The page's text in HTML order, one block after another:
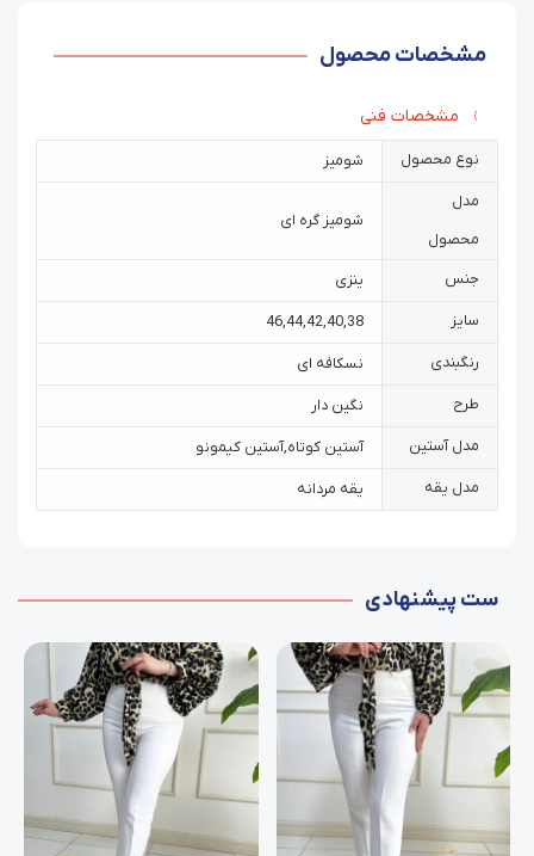
مشخصات محصول
مشخصات فنی
نوع محصول شومیز
مدل
محصول
شومیز گره ای
جنس ینزی
سایز 38
,
40
,
42
,
44
,
46
رنگبندی نسکافه ای
طرح نگین دار
مدل آستین آستین کوتاه,آستین کیمونو
مدل یقه یقه مردانه
ست پیشنهادی